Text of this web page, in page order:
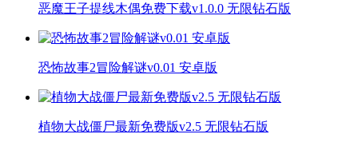
恶魔王子提线木偶免费下载v1.0.0 无限钻石版
恐怖故事2冒险解谜v0.01 安卓版
植物大战僵尸最新免费版v2.5 无限钻石版